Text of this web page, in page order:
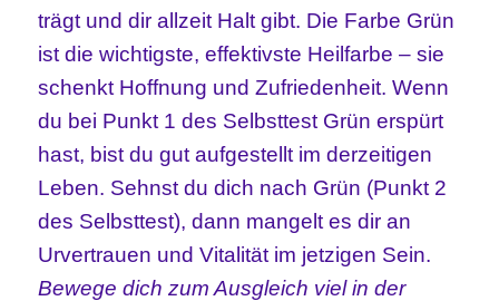
trägt und dir allzeit Halt gibt. Die Farbe Grün
ist die wichtigste, effektivste Heilfarbe – sie
schenkt Hoffnung und Zufriedenheit. Wenn
du bei Punkt 1 des Selbsttest Grün erspürt
hast, bist du gut aufgestellt im derzeitigen
Leben. Sehnst du dich nach Grün (Punkt 2
des Selbsttest), dann mangelt es dir an
Urvertrauen und Vitalität im jetzigen Sein.
Bewege dich zum Ausgleich viel in der